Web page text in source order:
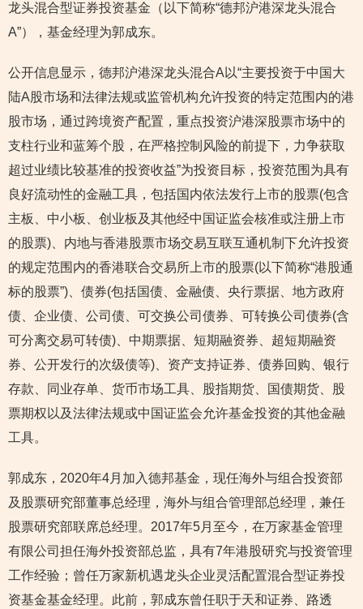
龙头混合型证券投资基金（以下简称“德邦沪港深龙头混合
A”），基金经理为郭成东。
公开信息显示，德邦沪港深龙头混合A以“主要投资于中国大
陆A股市场和法律法规或监管机构允许投资的特定范围内的港
股市场，通过跨境资产配置，重点投资沪港深股票市场中的
支柱行业和蓝筹个股，在严格控制风险的前提下，力争获取
超过业绩比较基准的投资收益”为投资目标，投资范围为具有
良好流动性的金融工具，包括国内依法发行上市的股票(包含
主板、中小板、创业板及其他经中国证监会核准或注册上市
的股票)、内地与香港股票市场交易互联互通机制下允许投资
的规定范围内的香港联合交易所上市的股票(以下简称“港股通
标的股票”)、债券(包括国债、金融债、央行票据、地方政府
债、企业债、公司债、可交换公司债券、可转换公司债券(含
可分离交易可转债)、中期票据、短期融资券、超短期融资
券、公开发行的次级债等)、资产支持证券、债券回购、银行
存款、同业存单、货币市场工具、股指期货、国债期货、股
票期权以及法律法规或中国证监会允许基金投资的其他金融
工具。
郭成东，2020年4月加入德邦基金，现任海外与组合投资部
及股票研究部董事总经理，海外与组合管理部总经理，兼任
股票研究部联席总经理。2017年5月至今，在万家基金管理
有限公司担任海外投资部总监，具有7年港股研究与投资管理
工作经验；曾任万家新机遇龙头企业灵活配置混合型证券投
资基金基金经理。此前，郭成东曾任职于天和证券、路透